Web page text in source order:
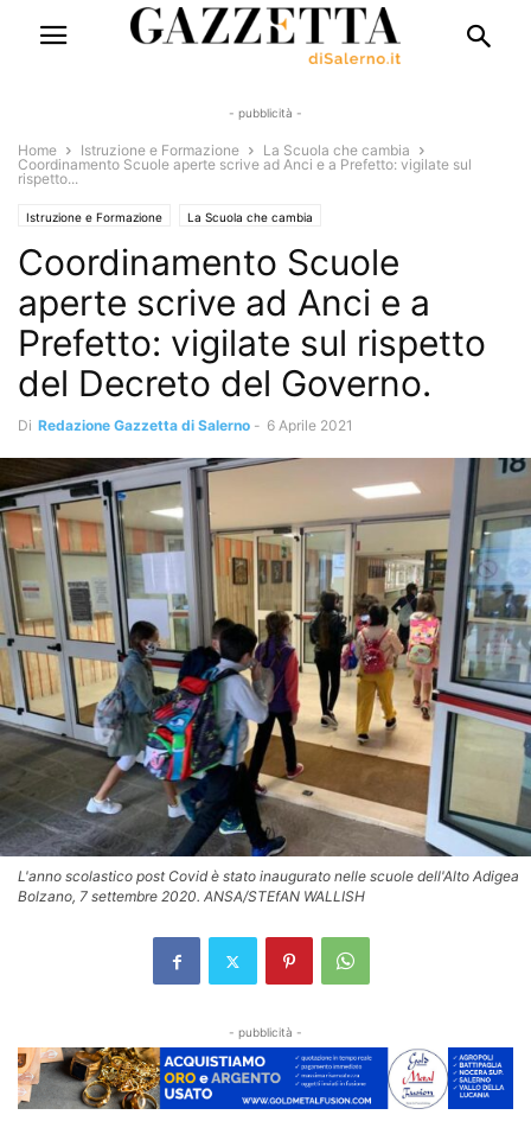
- pubblicità -
Home Istruzione e Formazione
La Scuola che cambia
Coordinamento Scuole aperte scrive ad Anci e a Prefetto: vigilate sul
rispetto...
Istruzione e Formazione La Scuola che cambia
Coordinamento Scuole
aperte scrive ad Anci e a
Prefetto: vigilate sul rispetto
del Decreto del Governo.
Di Redazione Gazzetta di Salerno - 6 Aprile 2021
L'anno scolastico post Covid è stato inaugurato nelle scuole dell'Alto Adigea
Bolzano, 7 settembre 2020. ANSA/STEfAN WALLISH
- pubblicità -